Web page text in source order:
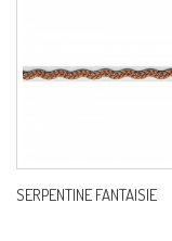
SERPENTINE FANTAISIE